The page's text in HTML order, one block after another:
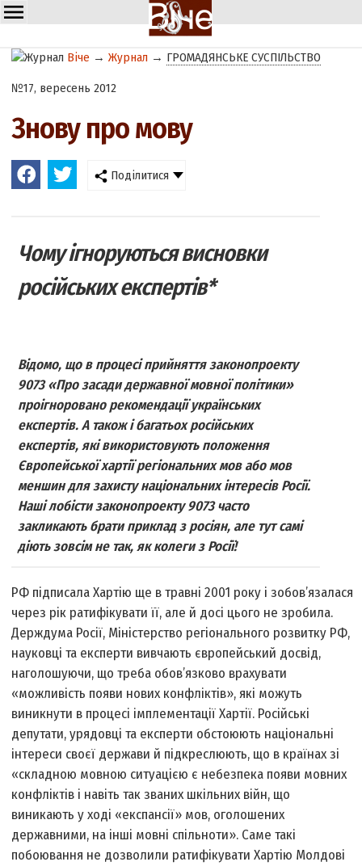
Віче →Журнал → ГРОМАДЯНСЬКЕ СУСПІЛЬСТВО
№17, вересень 2012
Знову про мову
Поділитися
Чому ігноруються висновки
російських експертів*
Відомо, що в процесі прийняття законопроекту
9073 «Про засади державної мовної політики»
проігноровано рекомендації українських
експертів. А також і багатьох російських
експертів, які використовують положення
Європейської хартії регіональних мов або мов
меншин для захисту національних інтересів Росії.
Наші лобісти законопроекту 9073 часто
закликають брати приклад з росіян, але тут самі
діють зовсім не так, як колеги з Росії!
РФ підписала Хартію ще в травні 2001 року і зобов’язалася
через рік ратифікувати її, але й досі цього не зробила.
Держдума Росії, Міністерство регіонального розвитку РФ,
науковці та експерти вивчають європейський досвід,
наголошуючи, що треба обов’язково врахувати
«можливість появи нових конфліктів», які можуть
виникнути в процесі імплементації Хартії. Російські
депутати, урядовці та експерти обстоюють національні
інтереси своєї держави й підкреслюють, що в країнах зі
«складною мовною ситуацією є небезпека появи мовних
конфліктів і навіть так званих шкільних війн, що
виникають у ході «експансії» мов, оголошених
державними, на інші мовні спільноти». Саме такі
побоювання не дозволили ратифікувати Хартію Молдові